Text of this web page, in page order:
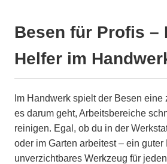
Besen für Profis –
Helfer im
Im Handwerk spielt der Besen
es darum geht, Arbeitsbereiche
reinigen. Egal, ob du in der
oder im Garten arbeitest – ein guter
unverzichtbares Werkzeug für